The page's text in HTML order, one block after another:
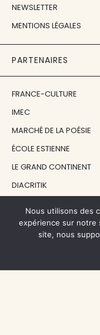
NEWSLETTER
MENTIONS LÉGALES
PARTENAIRES
FRANCE-CULTURE
IMEC
MARCHÉ DE LA POÉSIE
ÉCOLE ESTIENNE
LE GRAND CONTINENT
DIACRITIK
NOS SOUTIENS
CENTRE NATIONAL DU
Nous utilisons des
expérience sur notre
site, nous